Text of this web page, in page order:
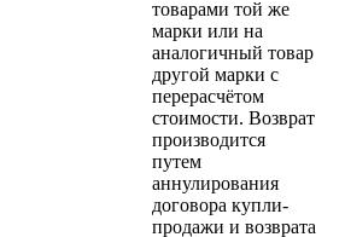
товарами той же
марки или на
аналогичный товар
другой марки с
перерасчётом
стоимости. Возврат
производится
путем
аннулирования
договора купли-
продажи и возврата